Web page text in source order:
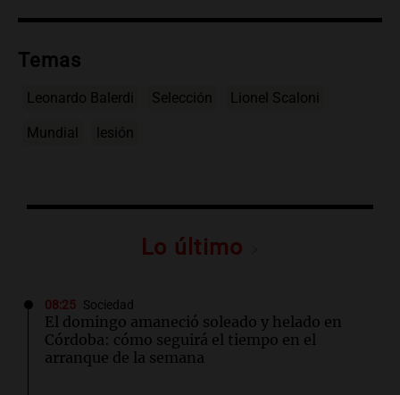
Temas
Leonardo Balerdi Selección Lionel Scaloni
Mundial lesión
Lo último
08:25 Sociedad
El domingo amaneció soleado y helado en
Córdoba: cómo seguirá el tiempo en el
arranque de la semana